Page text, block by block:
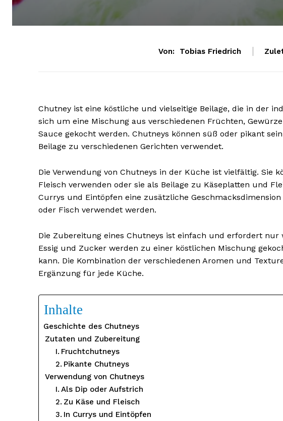
Von: Tobias Friedrich
Chutney ist eine köstliche und vielseitige Beilage, die in der
sich um eine Mischung aus verschiedenen Früchten,
Sauce gekocht werden. Chutneys können süß oder pikant
Beilage zu verschiedenen Gerichten verwendet.
Die Verwendung von Chutneys in der Küche ist vielfältig. Sie
Fleisch verwenden oder sie als Beilage zu Käseplatten und
Currys und Eintöpfen eine zusätzliche
oder Fisch verwendet werden.
Die Zubereitung eines Chutneys ist einfach und erfordert nur
Essig und Zucker werden zu einer köstlichen Mischung
kann. Die Kombination der verschiedenen Aromen und
Ergänzung für jede Küche.
Inhalte
Geschichte des Chutneys
Zutaten und Zubereitung
Fruchtchutneys
Pikante Chutneys
Verwendung von Chutneys
Als Dip oder Aufstrich
Zu Käse und Fleisch
In Currys und Eintöpfen